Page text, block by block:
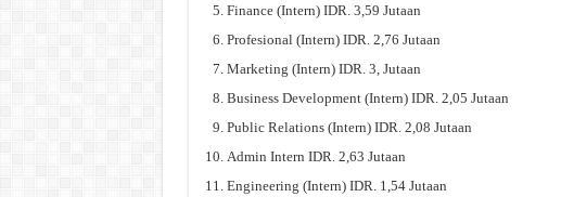
Finance (Intern) IDR. 3,59 Jutaan
Profesional (Intern) IDR. 2,76 Jutaan
Marketing (Intern) IDR. 3, Jutaan
Business Development (Intern) IDR. 2,05 Jutaan
Public Relations (Intern) IDR. 2,08 Jutaan
Admin Intern IDR. 2,63 Jutaan
Engineering (Intern) IDR. 1,54 Jutaan